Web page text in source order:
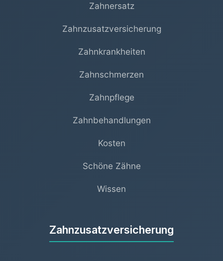
Zahnersatz
Zahnzusatzversicherung
Zahnkrankheiten
Zahnschmerzen
Zahnpflege
Zahnbehandlungen
Kosten
Schöne Zähne
Wissen
Zahnzusatzversicherung